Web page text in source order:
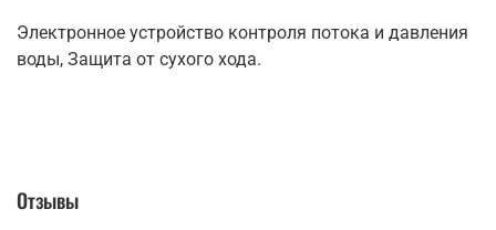
Электронное устройство контроля потока и давления
воды, Защита от сухого хода.
Отзывы